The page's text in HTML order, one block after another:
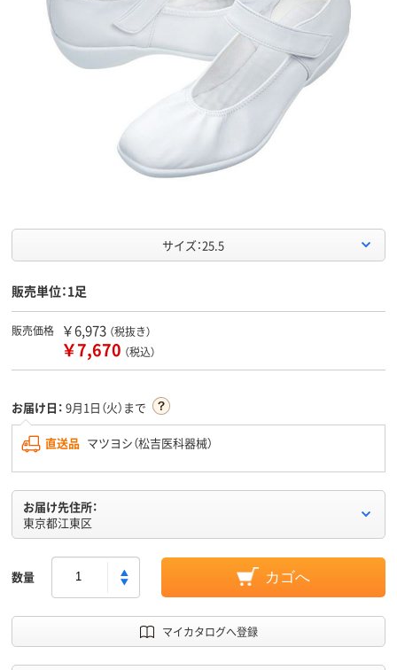
サイズ：25.5
販売単位：1足
販売価格 ￥6,973 （税抜き）
￥7,670 （税込）
お届け日： 9月1日（火）まで
直送品 マツヨシ（松吉医科器械）
お届け先住所：
東京都江東区
数量 カゴへ
マイカタログへ登録